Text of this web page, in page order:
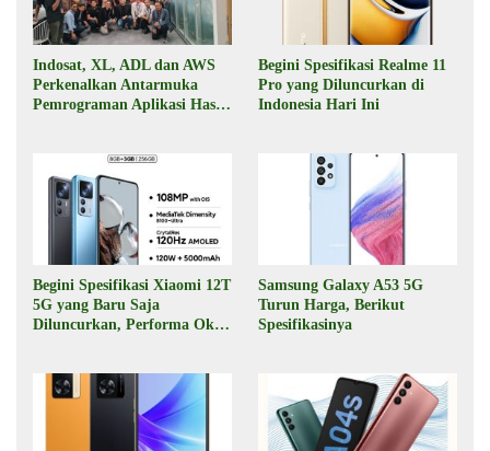
Indosat, XL, ADL dan AWS
Perkenalkan Antarmuka
Pemrograman Aplikasi Hasil
Begini Spesifikasi Realme 11
Pro yang Diluncurkan di
Indonesia Hari Ini
Begini Spesifikasi Xiaomi 12T
5G yang Baru Saja
Diluncurkan, Performa Oke,
Samsung Galaxy A53 5G
Turun Harga, Berikut
Spesifikasinya